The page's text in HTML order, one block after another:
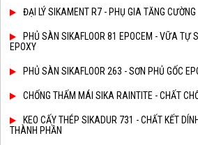
ĐẠI LÝ SIKAMENT R7 - PHỤ GIA TĂNG CƯỜNG
PHỦ SÀN SIKAFLOOR 81 EPOCEM - VỮA TỰ
EPOXY
PHỦ SÀN SIKAFLOOR 263 - SƠN PHỦ GỐC
CHỐNG THẤM MÁI SIKA RAINTITE - CHẤT
KEO CẤY THÉP SIKADUR 731 - CHẤT KẾT
THÀNH PHẦN